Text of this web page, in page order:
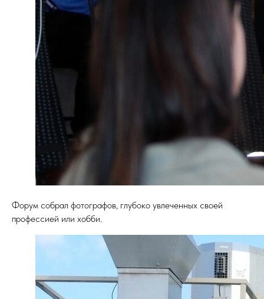
Форум собрал фотографов, глубоко увлеченных своей
профессией или хобби.